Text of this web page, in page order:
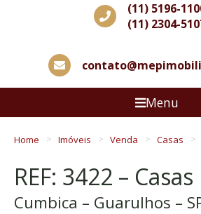
(11) 5196-
(11) 2304-
Menu
Home Imóveis Venda Casas
REF: 3422 – Casas
Cumbica – Guarulhos –